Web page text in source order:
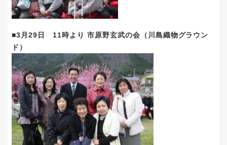
■3月29日 11時より 市原野玄武の会（川島織物グラウン
ド）